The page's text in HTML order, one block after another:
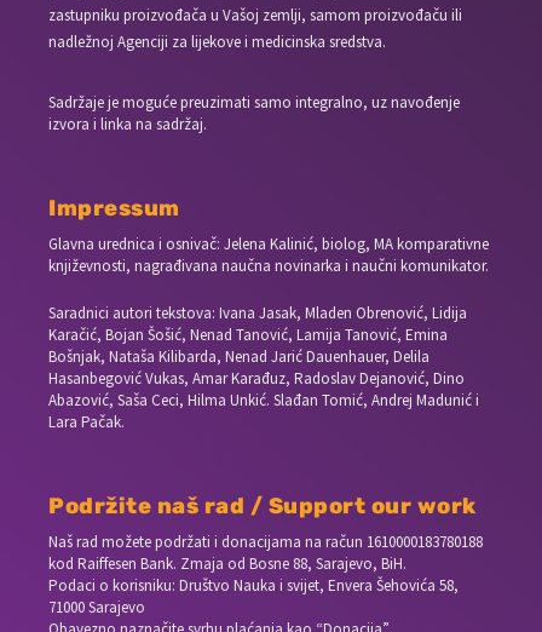
zastupniku proizvođača u Vašoj zemlji, samom proizvođaču ili
nadležnoj Agenciji za lijekove i medicinska sredstva.
Sadržaje je moguće preuzimati samo integralno, uz navođenje
izvora i linka na sadržaj.
Impressum
Glavna urednica i osnivač: Jelena Kalinić, biolog, MA komparativne
književnosti, nagrađivana naučna novinarka i naučni komunikator.
Saradnici autori tekstova: Ivana Jasak, Mladen Obrenović, Lidija
Karačić, Bojan Šošić, Nenad Tanović, Lamija Tanović, Emina
Bošnjak, Nataša Kilibarda, Nenad Jarić Dauenhauer, Delila
Hasanbegović Vukas, Amar Karađuz, Radoslav Dejanović, Dino
Abazović, Saša Ceci, Hilma Unkić. Slađan Tomić, Andrej Madunić i
Lara Pačak.
Podržite naš rad / Support our work
Naš rad možete podržati i donacijama na račun 1610000183780188
kod Raiffesen Bank. Zmaja od Bosne 88, Sarajevo, BiH.
Podaci o korisniku: Društvo Nauka i svijet, Envera Šehovića 58,
71000 Sarajevo